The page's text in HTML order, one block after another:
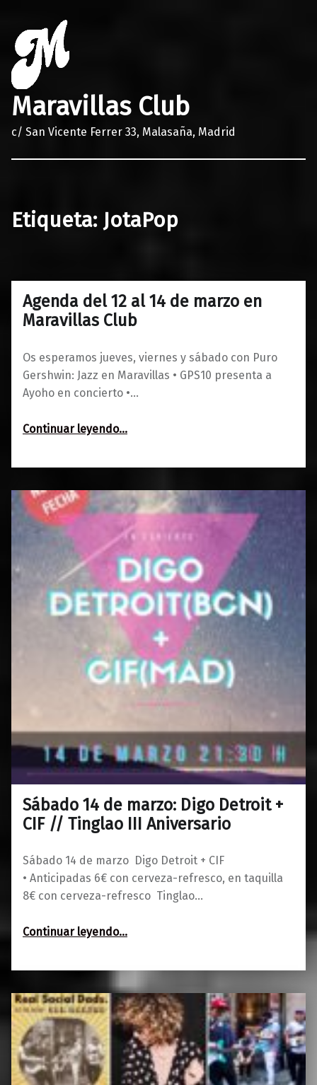
Maravillas Club
c/ San Vicente Ferrer 33, Malasaña, Madrid
Etiqueta: JotaPop
Agenda del 12 al 14 de marzo en
Maravillas Club
Os esperamos jueves, viernes y sábado con Puro
Gershwin: Jazz en Maravillas • GPS10 presenta a
Ayoho en concierto •…
Continuar leyendo“Agenda del 12 al 14 de marzo en Maravillas Club”
…
10/03/2020
0
Maravillas
Sábado 14 de marzo: Digo Detroit +
CIF // Tinglao III Aniversario
Sábado 14 de marzo Digo Detroit + CIF
• Anticipadas 6€ con cerveza-refresco, en taquilla
8€ con cerveza-refresco Tinglao…
Continuar leyendo“Sábado 14 de marzo: Digo Detroit + CIF // Tinglao III Aniversario”
…
02/03/2020
0
Maravillas